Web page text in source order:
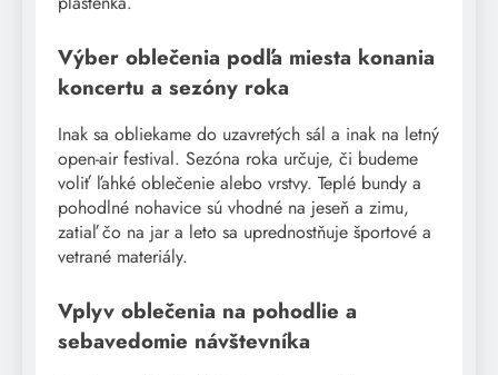
Výber oblečenia podľa miesta konania
koncertu a sezóny roka
Inak sa obliekame do uzavretých sál a inak na letný
open-air festival. Sezóna roka určuje, či budeme
voliť ľahké oblečenie alebo vrstvy. Teplé bundy a
pohodlné nohavice sú vhodné na jeseň a zimu,
zatiaľ čo na jar a leto sa uprednostňuje športové a
vetrané materiály.
Vplyv oblečenia na pohodlie a
sebavedomie návštevníka